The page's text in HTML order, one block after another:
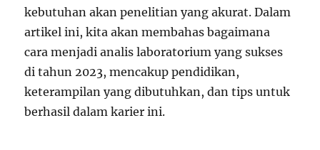
kebutuhan akan penelitian yang akurat. Dalam
artikel ini, kita akan membahas bagaimana
cara menjadi analis laboratorium yang sukses
di tahun 2023, mencakup pendidikan,
keterampilan yang dibutuhkan, dan tips untuk
berhasil dalam karier ini.